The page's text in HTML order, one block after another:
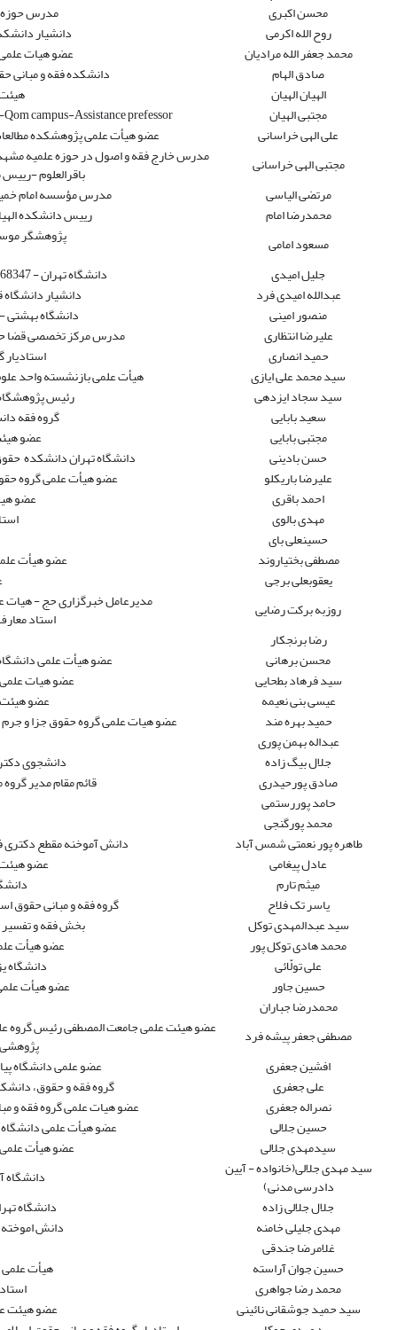
محسن اکبری
مدرس حوزه
روح الله اکرمی
دانشیار
محمد جعفر الله مرادیان
عضو هیات علمی
صادق الهام
دانشکده فقه و مبانی
الهیان الهیان
مجتبی الهیان
campus-Assistance prefessor
علی الهی خراسانی
عضو هیأت علمی پژوهشکده
مجتبی الهی خراسانی
مدرس خارج فقه و اصول در حوزه علمیه
باقرالعلوم -
مرتضی الیاسی
مدرس مؤسسه امام
محمدرضا امام
رییس دانشکده
مسعود امامی
پژوهشگر
جلیل امیدی
دانشگاه تهران - 09121968347 - فقه شافعی- فقه و حقوق جزا
عبدالله امیدی فرد
دانشیار
منصور امینی
دانشگاه بهشتی -
علیرضا انتظاری
مدرس مرکز تخصصی قضا
حمید انصاری
استادیار
سید محمد علی ایازی
هیأت علمی بازنشسته واحد
سید سجاد ایزدهی
رئیس
سعید بابایی
گروه فقه
مجتبی بابایی
عضو
حسن بادینی
دانشگاه تهران دانشکده حقوق -
علیرضا باریکلو
عضو هیأت علمی گروه
احمد باقری
عضو
مهدی بالوی
حسینعلی بای
مصطفی بختیاروند
عضو هیأت
یعقوبعلی برجی
روزبه برکت رضایی
مدیرعامل خبرگزاری حج -
استاد
رضا برنجکار
محسن برهانی
عضو هیأت علمی
سید فرهاد بطحایی
عضو هیات علمی
عیسی بنی نعیمه
عضو هیئت
حمید بهره مند
عضو هیات علمی گروه حقوق جزا و
عبداله بهمن پوری
جلال بیگ زاده
دانشجوی
صادق پورحیدری
قائم مقام مدیر
حامد پوررستمی
محمد پورگنجی
طاهره پور نعمتی شمس آباد
دانش آموخنه مقطع دکتری
عادل پیغامی
عضو
میثم تارم
یاسر تک فلاح
گروه فقه و مبانی حقوق
سید عبدالمهدی توکل
بخش فقه و تفسیر
محمد هادی توکل پور
عضو هیأت
علی تولّائی
دانشگاه
حسین جاور
عضو هیأت
محمدرضا جباران
مصطفی جعفر پیشه فرد
عضو هیئت علمی جامعت المصطفی رئیس گروه
افشین جعفری
عضو علمی دانشگاه
علی جعفری
گروه فقه و حقوق،
نصراله جعفری
عضو هیات علمی گروه فقه و
حسین جلالی
عضو هیأت علمی
سیدمهدی جلالی
عضو هیأت علمی
سید مهدی جلالی(خانواده - آیین
دادرسی مدنی)
دانشگاه آزاد
جلال جلالی زاده
دانشگاه تهران -
مهدی جلیلی خامنه
دانش
غلامرضا جندقی
حسین جوان آراسته
هیأت
محمد رضا جواهری
سید حمید جوشقانی نائینی
عضو هیئت